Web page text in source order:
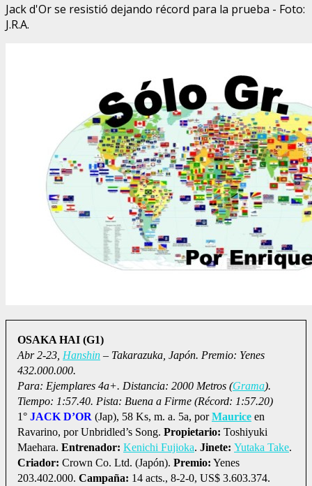
Jack d'Or se resistió dejando récord para la prueba - Foto:
J.R.A.
OSAKA HAI (G1)
Abr 2-23, Hanshin – Takarazuka, Japón. Premio: Yenes
432.000.000.
Para: Ejemplares 4a+. Distancia: 2000 Metros (Grama).
Tiempo: 1:57.40. Pista: Buena a Firme (Récord: 1:57.20)
1° JACK D’OR (Jap), 58 Ks, m. a. 5a, porMaurice en
Ravarino, por Unbridled’s Song. Propietario: Toshiyuki
Maehara. Entrenador: Kenichi Fujioka. Jinete: Yutaka Take.
Criador: Crown Co. Ltd. (Japón). Premio: Yenes
203.402.000. Campaña: 14 acts., 8-2-0, US$ 3.603.374.